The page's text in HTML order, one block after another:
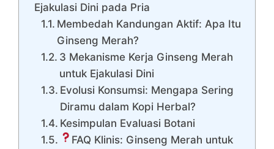
Ejakulasi Dini pada Pria
Membedah Kandungan Aktif: Apa Itu
Ginseng Merah?
3 Mekanisme Kerja Ginseng Merah
untuk Ejakulasi Dini
Evolusi Konsumsi: Mengapa Sering
Diramu dalam Kopi Herbal?
Kesimpulan Evaluasi Botani
FAQ Klinis: Ginseng Merah untuk